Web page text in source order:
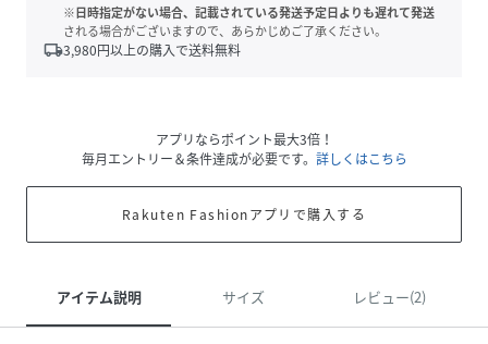
※日時指定がない場合、記載されている発送予定日よりも遅れて発送
される場合がございますので、あらかじめご了承ください。
local_shipping3,980円以上の購入で送料無料
アプリならポイント最大3倍！
毎月エントリー＆条件達成が必要です。 詳しくはこちら
Rakuten Fashionアプリで購入する
アイテム説明 サイズ レビュー(2)